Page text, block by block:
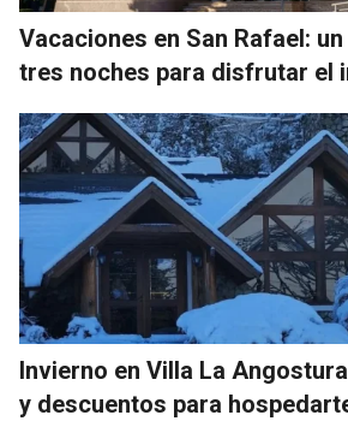
Vacaciones en San Rafael:
tres noches para disfrutar el
Invierno en Villa La
y descuentos para